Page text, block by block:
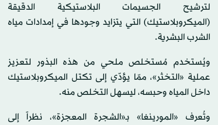
لترشيح الجسيمات البلاستيكية الدقيقة
(الميكروبلاستيك) التي يتزايد وجودها في إمدادات مياه
الشرب البشرية.
ويُستخدم مُستخلص ملحي من هذه البذور لتعزيز
عملية «التخثر»، ممّا يؤدّي إلى تكتل الميكروبلاستيك
داخل المياه وحبسه، ليسهل التخلص منه.
وتُعرف «المورينغا» بـ«الشجرة المعجزة»، نظراً إلى